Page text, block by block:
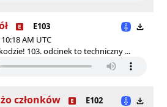
E103
AM UTC
103. odcinek to techniczny ...
członków
E102